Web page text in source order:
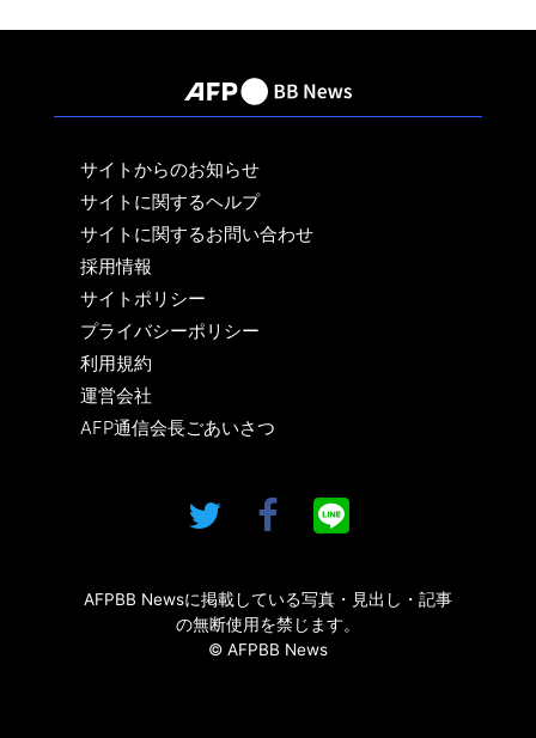
サイトからのお知らせ
サイトに関するヘルプ
サイトに関するお問い合わせ
採用情報
サイトポリシー
プライバシーポリシー
利用規約
運営会社
AFP通信会長ごあいさつ
AFPBB Newsに掲載している写真・見出し・記事
の無断使用を禁じます。
© AFPBB News